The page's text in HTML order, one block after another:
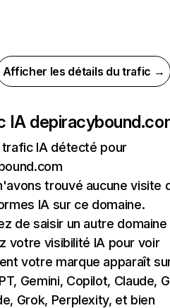
Afficher les détails du trafic →
IA de
trafic IA détecté pour
trouvé aucune visite
IA sur ce domaine.
de saisir un autre domaine
votre visibilité IA pour voir
votre marque apparaît
Gemini, Copilot, Claude,
Grok, Perplexity, et bien